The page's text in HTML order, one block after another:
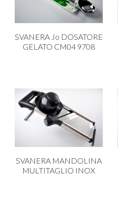
SVANERA Jo DOSATORE
GELATO CM04 9708
SVANERA MANDOLINA
MULTITAGLIO INOX